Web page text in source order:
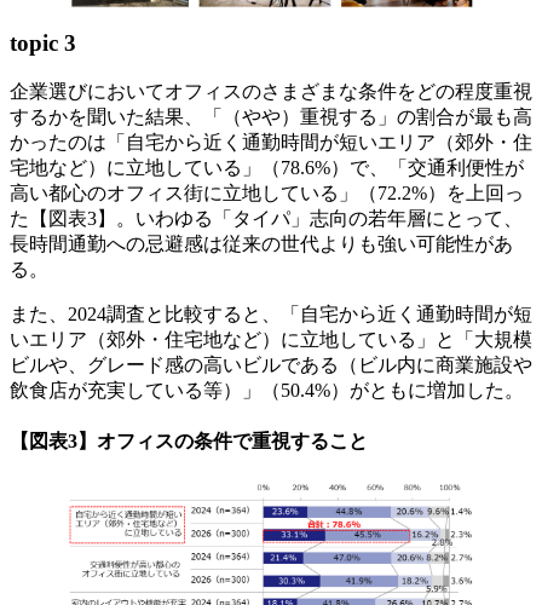
topic 3
企業選びにおいてオフィスのさまざまな条件をどの程度重視
するかを聞いた結果、「（やや）重視する」の割合が最も高
かったのは「自宅から近く通勤時間が短いエリア（郊外・住
宅地など）に立地している」（78.6%）で、「交通利便性が
高い都心のオフィス街に立地している」（72.2%）を上回っ
た【図表3】。いわゆる「タイパ」志向の若年層にとって、
長時間通勤への忌避感は従来の世代よりも強い可能性があ
る。
また、2024調査と比較すると、「自宅から近く通勤時間が短
いエリア（郊外・住宅地など）に立地している」と「大規模
ビルや、グレード感の高いビルである（ビル内に商業施設や
飲食店が充実している等）」（50.4%）がともに増加した。
【図表3】オフィスの条件で重視すること